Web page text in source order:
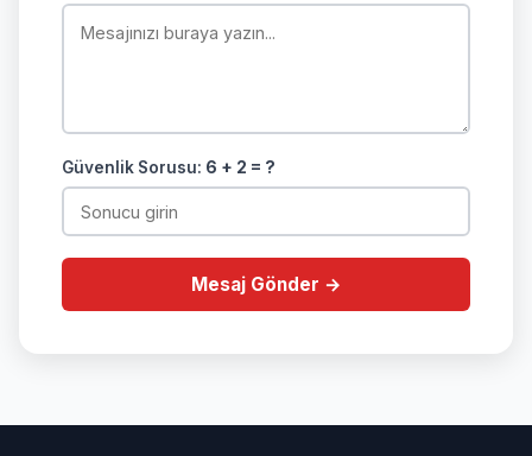
Güvenlik Sorusu: 6 + 2 = ?
Mesaj Gönder →